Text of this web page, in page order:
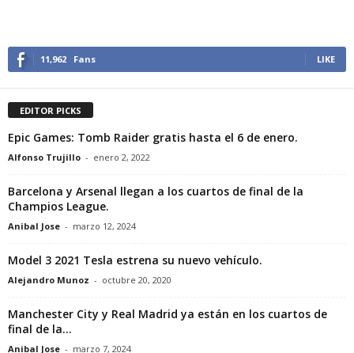
11,962 Fans LIKE
EDITOR PICKS
Epic Games: Tomb Raider gratis hasta el 6 de enero.
Alfonso Trujillo - enero 2, 2022
Barcelona y Arsenal llegan a los cuartos de final de la
Champios League.
Anibal Jose - marzo 12, 2024
Model 3 2021 Tesla estrena su nuevo vehículo.
Alejandro Munoz - octubre 20, 2020
Manchester City y Real Madrid ya están en los cuartos de
final de la...
Anibal Jose - marzo 7, 2024